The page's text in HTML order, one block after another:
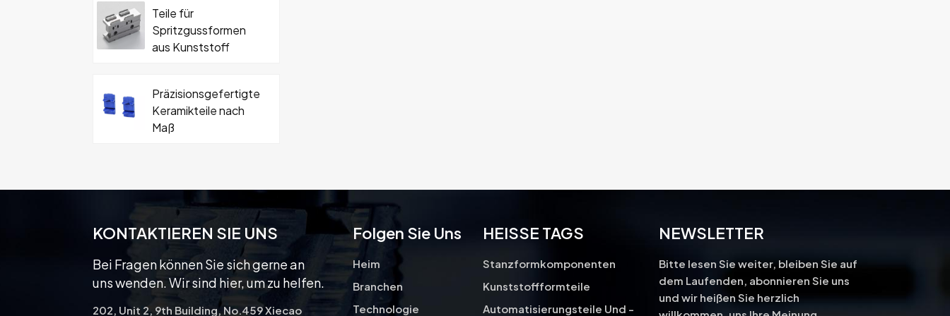
Teile für
Spritzgussformen
aus Kunststoff
Präzisionsgefertigte
Keramikteile nach
Maß
Keramikformteil mit
Schraube
KONTAKTIEREN SIE UNS
Bei Fragen können Sie sich gerne an
uns wenden. Wir sind hier, um zu helfen.
202, Unit 2, 9th Building, No.459 Xiecao
Folgen Sie Uns
Heim
Branchen
Technologie
HEISSE TAGS
Stanzformkomponenten
Kunststoffformteile
Automatisierungsteile Und -
NEWSLETTER
Bitte lesen Sie weiter, bleiben Sie auf
dem Laufenden, abonnieren Sie uns
und wir heißen Sie herzlich